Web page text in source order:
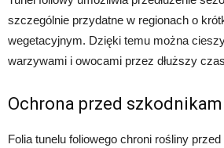
szczególnie przydatne w regionach o
wegetacyjnym. Dzięki temu można
warzywami i owocami przez dłuższy
Ochrona przed
Folia tunelu foliowego chroni rośliny